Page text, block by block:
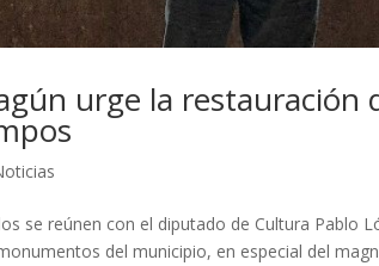
urge la
se reúnen con el diputado de Cultura Pablo
del municipio, en especial del